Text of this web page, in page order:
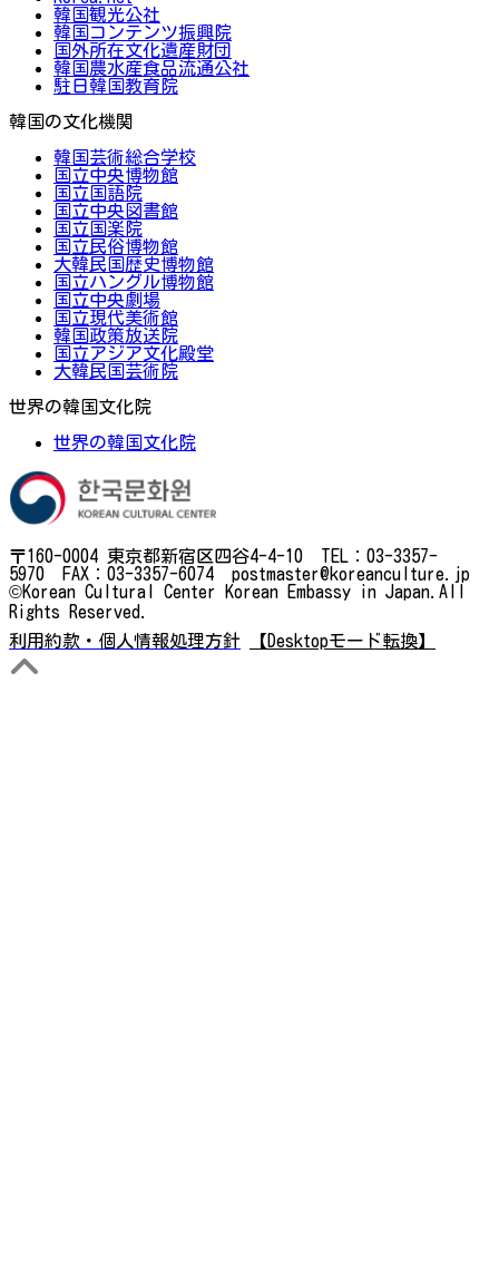
韓国観光公社
韓国コンテンツ振興院
国外所在文化遺産財団
韓国農水産食品流通公社
駐日韓国教育院
韓国の文化機関
韓国芸術総合学校
国立中央博物館
国立国語院
国立中央図書館
国立国楽院
国立民俗博物館
大韓民国歴史博物館
国立ハングル博物館
国立中央劇場
国立現代美術館
韓国政策放送院
国立アジア文化殿堂
大韓民国芸術院
世界の韓国文化院
世界の韓国文化院
〒160-0004 東京都新宿区四谷4-4-10 TEL：03-3357-
5970 FAX：03-3357-6074 postmaster@koreanculture.jp
©Korean Cultural Center Korean Embassy in Japan.All
Rights Reserved.
利用約款・個人情報処理方針
【Desktopモード転換】